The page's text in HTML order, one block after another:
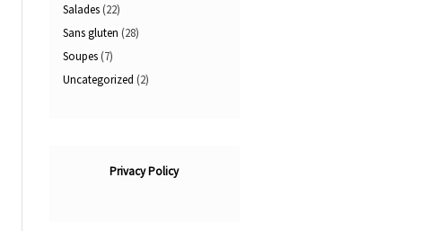
Salades(22)
Sans gluten (28)
Soupes(7)
Uncategorized (2)
Privacy Policy